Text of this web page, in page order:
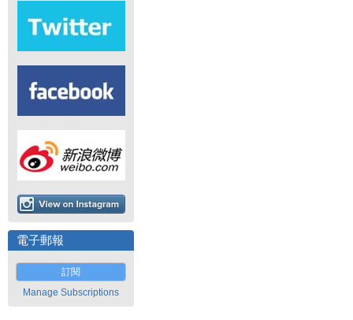
電子郵報
訂閱
Manage Subscriptions